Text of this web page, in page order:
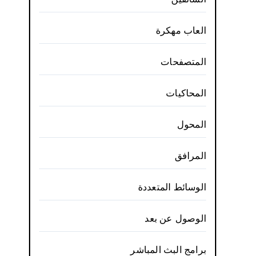
العاب مهكرة
المتصفحات
المحاكيات
المحول
المرافق
الوسائط المتعددة
الوصول عن بعد
برامج البث المباشر